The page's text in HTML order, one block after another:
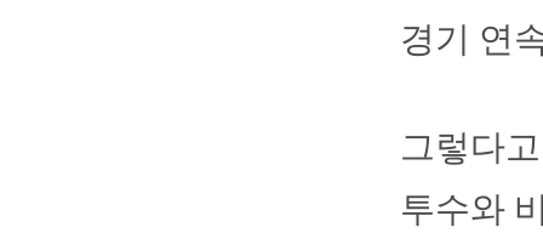
경기 연
그렇다
투수와